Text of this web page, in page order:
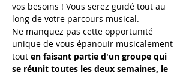
vos besoins ! Vous serez guidé tout au
long de votre parcours musical.
Ne manquez pas cette opportunité
unique de vous épanouir musicalement
tout en faisant partie d'un groupe qui
se réunit toutes les deux semaines, le